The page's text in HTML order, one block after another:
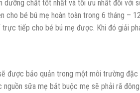
dưỡng chất tốt nhất và tối ưu nhất đối với
cho bé bú mẹ hoàn toàn trong 6 tháng –
trực tiếp cho bé bú mẹ được. Khi đó giải
được bảo quản trong một môi trường
sữa mẹ bắt buộc mẹ sẽ phải rã